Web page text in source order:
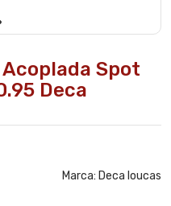
Spot
Deca
Marca: Deca loucas